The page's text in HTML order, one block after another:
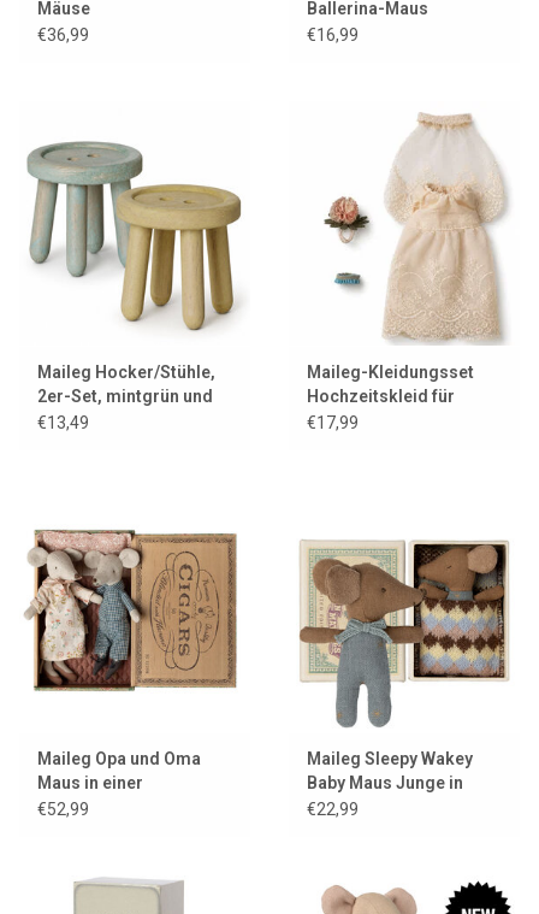
Mäuse
€36,99
Ballerina-Maus
€16,99
Maileg Hocker/Stühle,
2er-Set, mintgrün und
gelb
€13,49
Maileg-Kleidungsset
Hochzeitskleid für
Mutter Maus
€17,99
Maileg Opa und Oma
Maus in einer
Zigarrenkiste
€52,99
Maileg Sleepy Wakey
Baby Maus Junge in
Streichholzschachtel
€22,99